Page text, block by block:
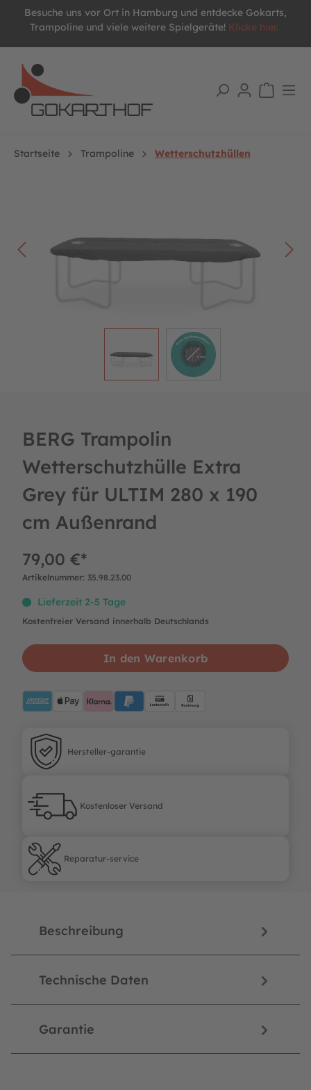
springen
Besuche uns vor Ort in Hamburg und entdecke Gokarts,
Trampoline und viele weitere Spielgeräte! Klicke hier.
Startseite Trampoline
Wetterschutzhüllen
BERG Trampolin
Wetterschutzhülle Extra
Grey für ULTIM 280 x 190
cm Außenrand
79,00 €*
Artikelnummer: 35.98.23.00
Lieferzeit 2-5 Tage
Kostenfreier Versand innerhalb Deutschlands
In den Warenkorb
ApplePayKlarna PayPalBlueLastschrift
Hersteller-garantie
Hersteller-garantie
Kostenloser Versand
Kostenloser Versand
Reparatur-service
Reparatur-service
Beschreibung
Technische Daten
Garantie